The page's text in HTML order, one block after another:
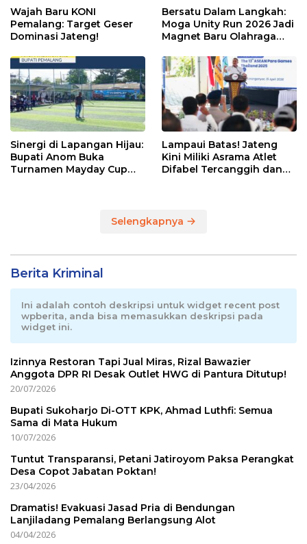
Wajah Baru KONI
Pemalang: Target Geser
Dominasi Jateng!
Bersatu Dalam Langkah:
Moga Unity Run 2026 Jadi
Magnet Baru Olahraga
Sinergi di Lapangan Hijau:
Bupati Anom Buka
Turnamen Mayday Cup
Lampaui Batas! Jateng
Kini Miliki Asrama Atlet
Difabel Tercanggih dan
Selengkapnya
Berita Kriminal
Ini adalah contoh deskripsi untuk widget recent post
wpberita, anda bisa memasukkan deskripsi pada
widget ini.
Izinnya Restoran Tapi Jual Miras, Rizal Bawazier
Anggota DPR RI Desak Outlet HWG di Pantura Ditutup!
20/07/2026
Bupati Sukoharjo Di-OTT KPK, Ahmad Luthfi: Semua
Sama di Mata Hukum
10/07/2026
Tuntut Transparansi, Petani Jatiroyom Paksa Perangkat
Desa Copot Jabatan Poktan!
23/04/2026
Dramatis! Evakuasi Jasad Pria di Bendungan
Lanjiladang Pemalang Berlangsung Alot
04/04/2026